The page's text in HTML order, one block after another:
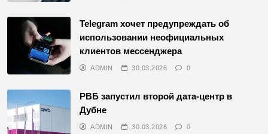
Telegram хочет предупреждать об
использовании неофициальных
клиентов мессенджера
ADMIN 30.03.2026 0
РВБ запустил второй дата-центр в
Дубне
ADMIN 30.03.2026 0